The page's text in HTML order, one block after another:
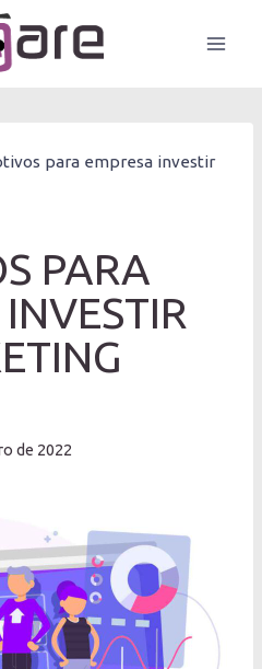
para empresa investir
PARA
de 2022